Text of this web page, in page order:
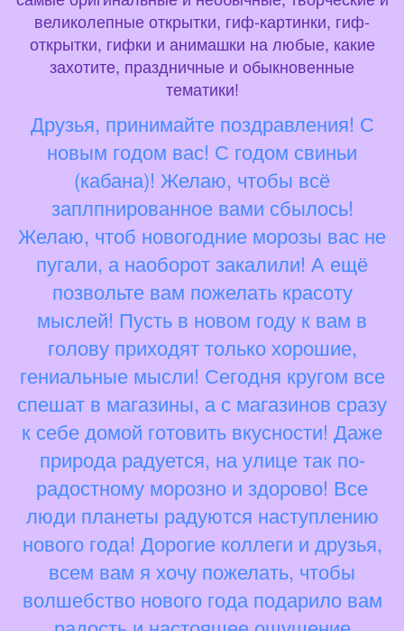
великолепные открытки, гиф-картинки, гиф-
открытки, гифки и анимашки на любые, какие
захотите, праздничные и обыкновенные
тематики!
Друзья, принимайте поздравления! С
новым годом вас! С годом свиньи
(кабана)! Желаю, чтобы всё
заплпнированное вами сбылось!
Желаю, чтоб новогодние морозы вас не
пугали, а наоборот закалили! А ещё
позвольте вам пожелать красоту
мыслей! Пусть в новом году к вам в
голову приходят только хорошие,
гениальные мысли! Сегодня кругом все
спешат в магазины, а с магазинов сразу
к себе домой готовить вкусности! Даже
природа радуется, на улице так по-
радостному морозно и здорово! Все
люди планеты радуются наступлению
нового года! Дорогие коллеги и друзья,
всем вам я хочу пожелать, чтобы
волшебство нового года подарило вам